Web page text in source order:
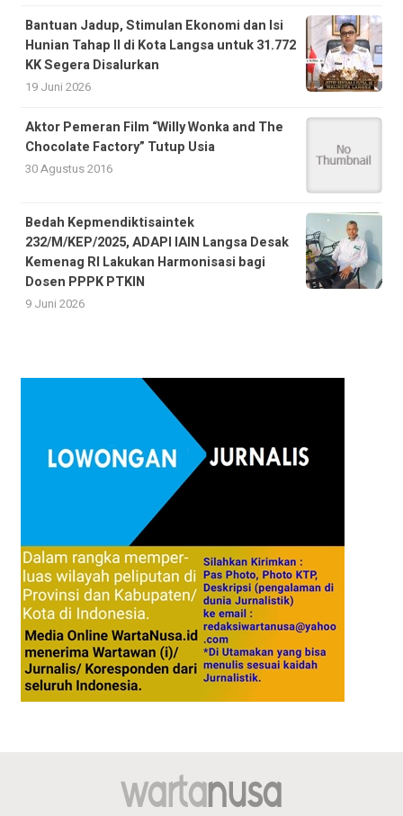
Bantuan Jadup, Stimulan Ekonomi dan Isi
Hunian Tahap II di Kota Langsa untuk 31.772
KK Segera Disalurkan
19 Juni 2026
Aktor Pemeran Film “Willy Wonka and The
Chocolate Factory” Tutup Usia
30 Agustus 2016
Bedah Kepmendiktisaintek
232/M/KEP/2025, ADAPI IAIN Langsa Desak
Kemenag RI Lakukan Harmonisasi bagi
Dosen PPPK PTKIN
9 Juni 2026